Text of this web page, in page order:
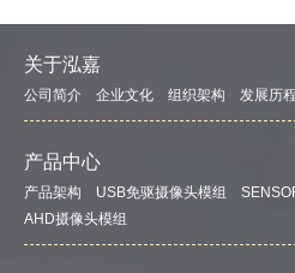
关于泓嘉
公司简介 企业文化 组织架构 发展历程
产品中心
产品架构 USB免驱摄像头模组
AHD摄像头模组